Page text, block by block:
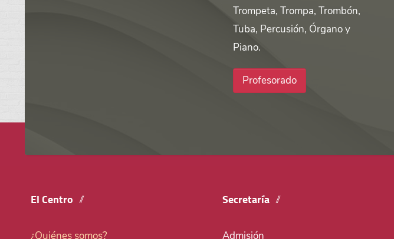
Trompeta, Trompa, Trombón,
Tuba, Percusión, Órgano y
Piano.
Profesorado
El Centro
¿Quiénes somos?
Secretaría
Admisión